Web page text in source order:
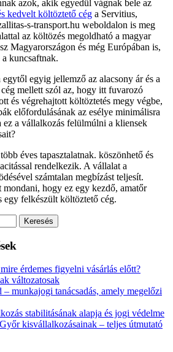
azok, akik egyedül vágnak bele az
kedvelt költöztető cég a Servitius,
s-transport.hu weboldalon is meg
az költözés megoldható a magyar
Magyarországon és még Európában is,
a kuncsaftnak.
egyig jellemző az alacsony ár és a
mellett szól az, hogy itt fuvarozó
és végrehajtott költöztetés megy végbe,
előfordulásának az esélye minimálisra
a vállalkozás felülmúlni a kliensek
éves tapasztalatnak. köszönhető és
rendelkezik. A vállalat a
számtalan megbízást teljesít.
mondani, hogy ez egy kezdő, amatőr
egy felkészült költöztető cég.
érdemes figyelni vásárlás előtt?
változatosak
munkajogi tanácsadás, amely megelőzi
stabilitásának alapja és jogi védelme
kisvállalkozásainak – teljes útmutató